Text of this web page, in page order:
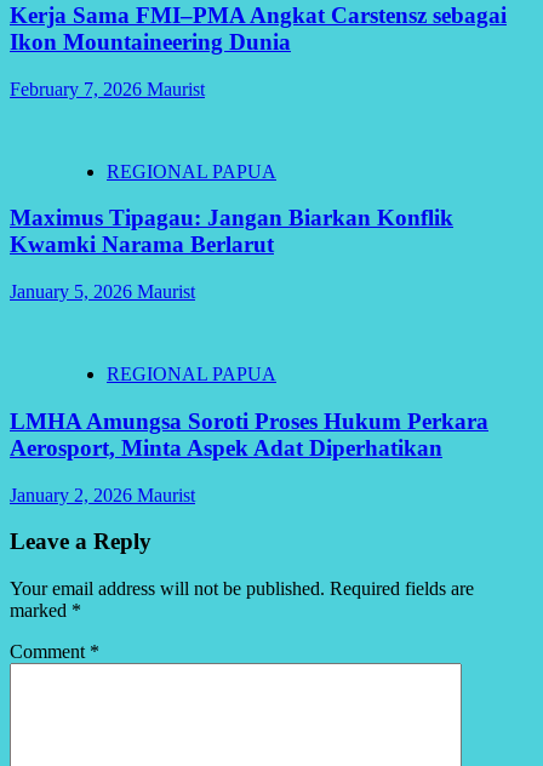
Kerja Sama FMI–PMA Angkat Carstensz sebagai
Ikon Mountaineering Dunia
February 7, 2026 Maurist
REGIONAL PAPUA
Maximus Tipagau: Jangan Biarkan Konflik
Kwamki Narama Berlarut
January 5, 2026 Maurist
REGIONAL PAPUA
LMHA Amungsa Soroti Proses Hukum Perkara
Aerosport, Minta Aspek Adat Diperhatikan
January 2, 2026 Maurist
Leave a Reply
Your email address will not be published. Required fields are
marked *
Comment *